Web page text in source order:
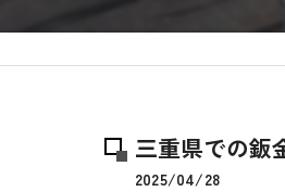
三重県での鈑
2025/04/28